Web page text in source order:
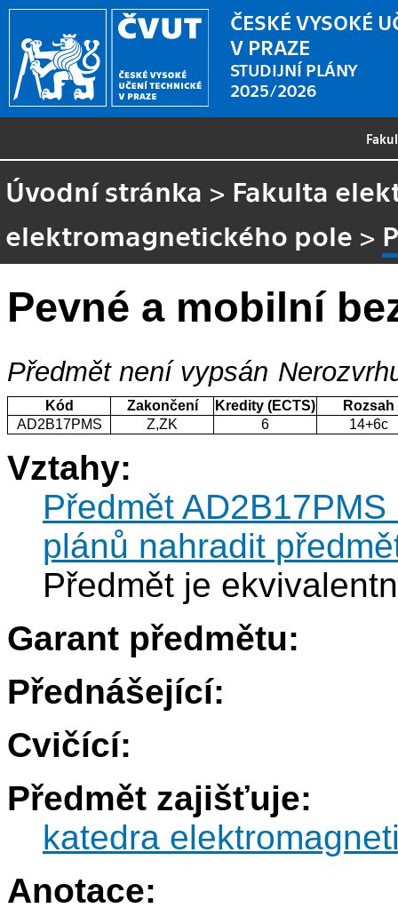
ČESKÉ VYSOKÉ
V PRAZE
STUDIJNÍ PLÁNY
2025/2026
Úvodní stránka > Fakulta
elektromagnetického pole >
Pevné a mobilní
Předmět není vypsán
Kód Zakončení Kredity (ECTS)
Rozsah
AD2B17PMS
Z,ZK 6 14+6c
Vztahy:
Předmět
plánů nahradit
Předmět je
Garant předmětu:
Přednášející:
Cvičící:
Předmět zajišťuje:
katedra
Anotace: